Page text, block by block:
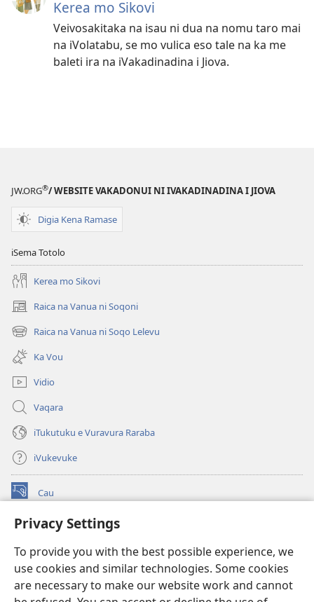
Privacy Settings
To provide you with the best possible experience, we
use cookies and similar technologies. Some cookies
are necessary to make our website work and cannot
Kerea mo Sikovi
Veivosakitaka na isau ni dua na nomu taro mai
na iVolatabu, se mo vulica eso tale na ka me
baleti ira na iVakadinadina i Jiova.
JW.ORG®/ WEBSITE VAKADONUI NI IVAKADINADINA I JIOVA
Digia Kena Ramase
iSema Totolo
Kerea mo Sikovi
Raica na Vanua ni Soqoni
(opens
new
window)
Raica na Vanua ni Soqo Lelevu
(opens
new
window)
Ka Vou
Vidio
Vaqara
iTukutuku e Vuravura Raraba
iVukevuke
Cau
(opens
window)Watchtower LAIBRI ENA INTERNET™
new
window)JW Hub ®
(opens
new
window)
®